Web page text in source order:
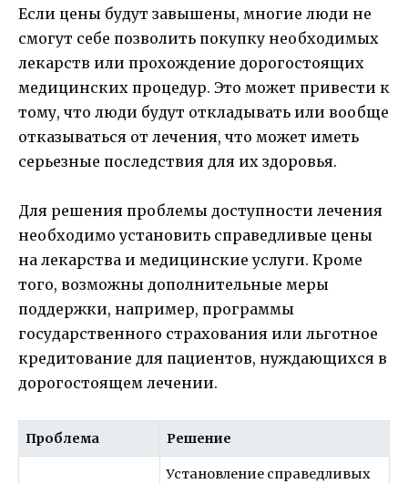
Если цены будут завышены, многие люди не
смогут себе позволить покупку необходимых
лекарств или прохождение дорогостоящих
медицинских процедур. Это может привести к
тому, что люди будут откладывать или вообще
отказываться от лечения, что может иметь
серьезные последствия для их здоровья.
Для решения проблемы доступности лечения
необходимо установить справедливые цены
на лекарства и медицинские услуги. Кроме
того, возможны дополнительные меры
поддержки, например, программы
государственного страхования или льготное
кредитование для пациентов, нуждающихся в
дорогостоящем лечении.
Проблема Решение
Установление справедливых